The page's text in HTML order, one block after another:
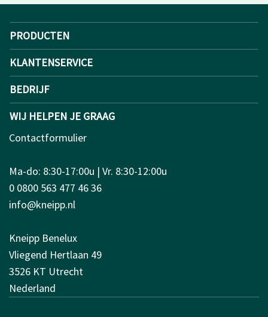
PRODUCTEN
KLANTENSERVICE
BEDRIJF
WIJ HELPEN JE GRAAG
Contactformulier
Ma-do: 8:30-17:00u | Vr. 8:30-12:00u
0 0800 563 477 46 36
info@kneipp.nl
Kneipp Benelux
Vliegend Hertlaan 49
3526 KT Utrecht
Nederland